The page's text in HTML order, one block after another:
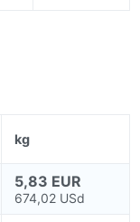
kg
5,83 EUR
674,02 USd